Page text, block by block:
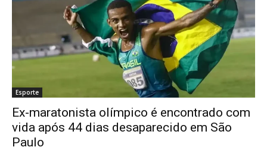
Esporte
Ex-maratonista olímpico é encontrado com
vida após 44 dias desaparecido em São
Paulo